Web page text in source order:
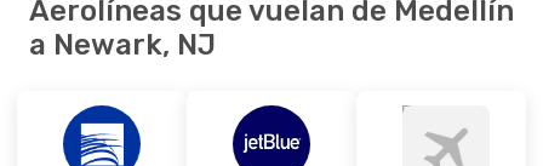
Aerolíneas que vuelan de Medellín
a Newark, NJ